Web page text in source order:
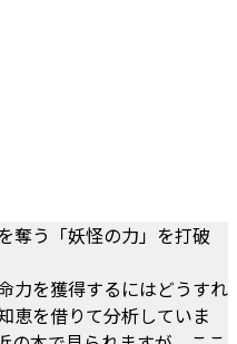
奪う「妖怪の力」を打破
力を獲得するにはどうすれ
恵を借りて分析していま